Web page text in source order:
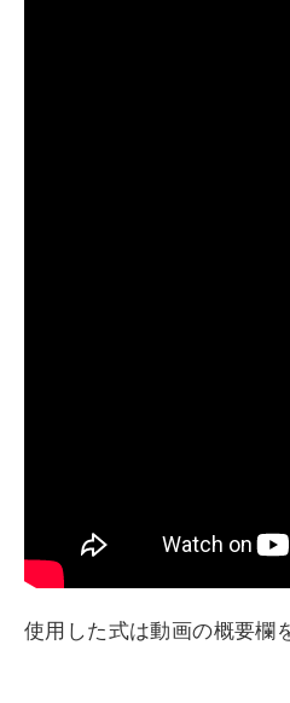
使用した式は動画の概要欄